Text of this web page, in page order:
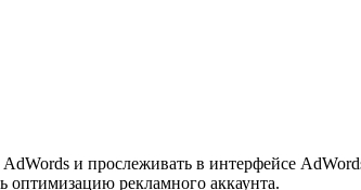
и прослеживать в интерфейсе
оптимизацию рекламного аккаунта.